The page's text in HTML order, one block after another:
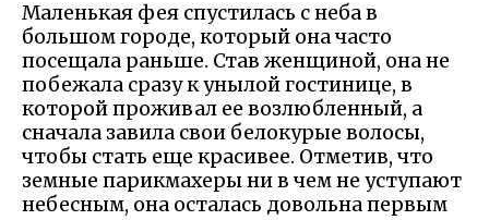
Маленькая фея спустилась с неба в
большом городе, который она часто
посещала раньше. Став женщиной, она не
побежала сразу к унылой гостинице, в
которой проживал ее возлюбленный, а
сначала завила свои белокурые волосы,
чтобы стать еще красивее. Отметив, что
земные парикмахеры ни в чем не уступают
небесным, она осталась довольна первым